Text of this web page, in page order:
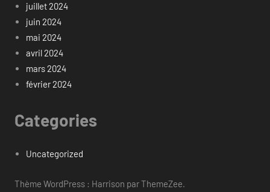
juillet 2024
juin 2024
mai 2024
avril 2024
mars 2024
février 2024
Categories
Uncategorized
Thème WordPress : Harrison par ThemeZee.